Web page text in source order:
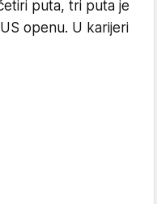
puta, tri puta je
openu. U karijeri